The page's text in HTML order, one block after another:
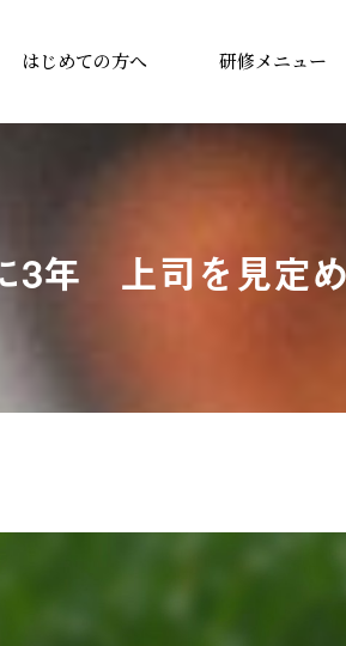
はじめての方へ 研修メニュー
3年 上司を見定